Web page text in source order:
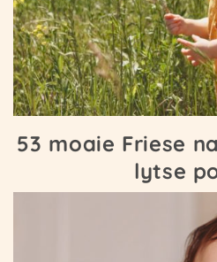
53 moaie Friese
lytse